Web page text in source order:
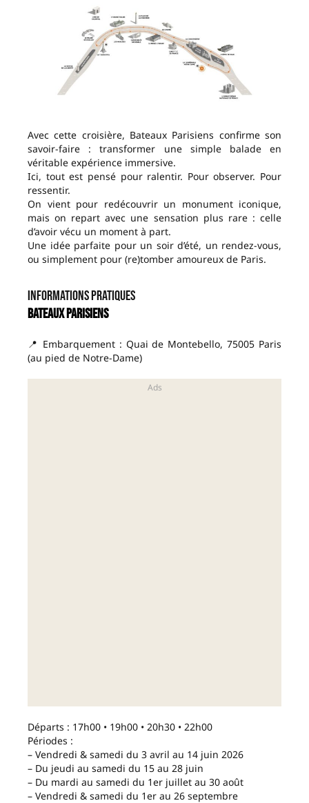
Avec cette croisière, Bateaux Parisiens confirme son
savoir-faire : transformer une simple balade en
véritable expérience immersive.
Ici, tout est pensé pour ralentir. Pour observer. Pour
ressentir.
On vient pour redécouvrir un monument iconique,
mais on repart avec une sensation plus rare : celle
d’avoir vécu un moment à part.
Une idée parfaite pour un soir d’été, un rendez-vous,
ou simplement pour (re)tomber amoureux de Paris.
Informations pratiques
Bateaux Parisiens
📍 Embarquement : Quai de Montebello, 75005 Paris
(au pied de Notre-Dame)
Départs : 17h00 • 19h00 • 20h30 • 22h00
Périodes :
– Vendredi & samedi du 3 avril au 14 juin 2026
– Du jeudi au samedi du 15 au 28 juin
– Du mardi au samedi du 1er juillet au 30 août
– Vendredi & samedi du 1er au 26 septembre